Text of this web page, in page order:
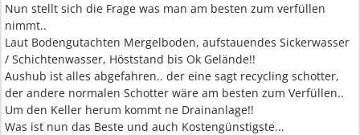
Nun stellt sich die Frage was man am besten zum verfüllen
nimmt..
Laut Bodengutachten Mergelboden, aufstauendes Sickerwasser
/ Schichtenwasser, Höststand bis Ok Gelände!!
Aushub ist alles abgefahren.. der eine sagt recycling schotter,
der andere normalen Schotter wäre am besten zum Verfüllen..
Um den Keller herum kommt ne Drainanlage!!
Was ist nun das Beste und auch Kostengünstigste...